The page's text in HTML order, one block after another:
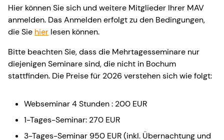
Hier können Sie sich und weitere Mitglieder Ihrer MAV
anmelden. Das Anmelden erfolgt zu den Bedingungen,
die Sie hier lesen können.
Bitte beachten Sie, dass die Mehrtagesseminare nur
diejenigen Seminare sind, die nicht in Bochum
stattfinden. Die Preise für 2026 verstehen sich wie folgt:
Webseminar 4 Stunden : 200 EUR
1-Tages-Seminar: 270 EUR
3-Tages-Seminar 950 EUR (inkl. Übernachtung und